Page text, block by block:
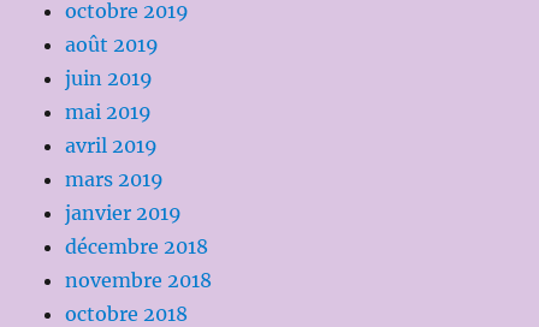
octobre 2019
août 2019
juin 2019
mai 2019
avril 2019
mars 2019
janvier 2019
décembre 2018
novembre 2018
octobre 2018